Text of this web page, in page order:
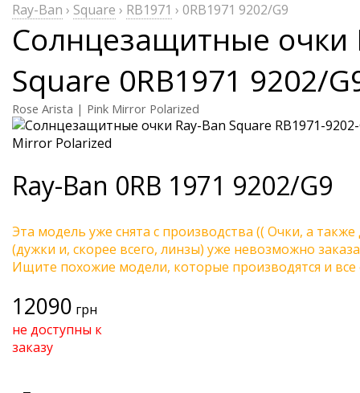
Ray-Ban › Square › RB1971 › 0RB1971 9202/G9
Солнцезащитные очки
Square 0RB1971 9202/
Rose Arista | Pink Mirror Polarized
Ray-Ban 0RB 1971 9202/G9
Эта модель уже снята с производства (( Очки, а
(дужки и, скорее всего, линзы) уже невозможно
Ищите похожие модели, которые производятся и
12090 грн
не доступны к
заказу